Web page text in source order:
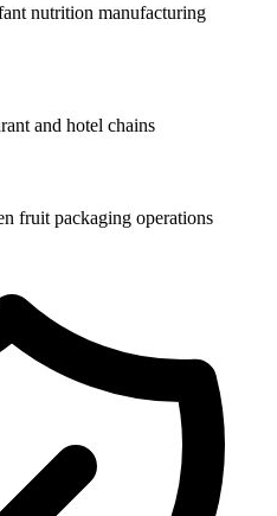
nutrition manufacturing
and hotel chains
fruit packaging operations